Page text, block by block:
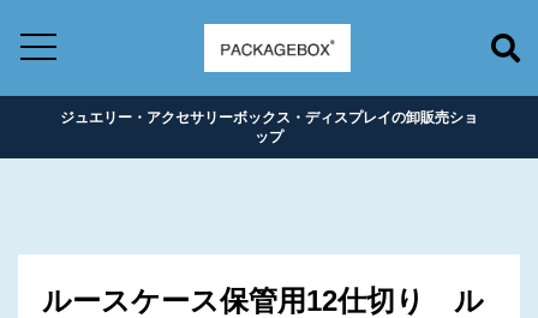
ジュエリー・アクセサリーボックス・ディスプレイの卸販売ショ
ップ
ルースケース保管用12仕切り ル